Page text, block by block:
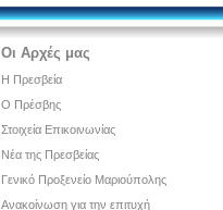
Οι Αρχές μας
Η Πρεσβεία
Ο Πρέσβης
Στοιχεία Επικοινωνίας
Νέα της Πρεσβείας
Γενικό Προξενείο Μαριούπολης
Ανακοίνωση για την επιτυχή